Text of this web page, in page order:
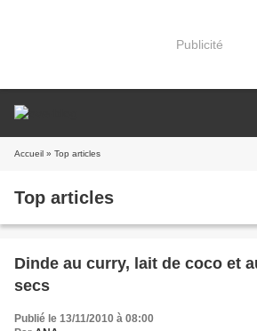
Publicité
Accueil » Top articles
Top articles
Dinde au curry, lait de coco et
secs
Publié le 13/11/2010 à 08:00